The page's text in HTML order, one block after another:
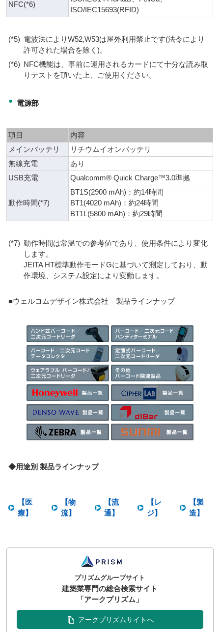
NFC(*6)
ISO/IEC15693(RFID)
(*5) 電波法によりW52,W53は屋外利用禁止です(法令により
許可された場合を除く)。
(*6) NFC機能は、事前に運用されるカードにて十分な読み取
りテストを頂いた上、ご使用ください。
● 電源部
項目
内容
メインバッテリ
リチウムイオンバッテリ
無線充電
あり
USB充電
Qualcomm® Quick Charge™3.0準拠
動作時間(*7)
BT1S(2900 mAh)：約14時間
BT1(4020 mAh)：約24時間
BT1L(5800 mAh)：約29時間
(*7) 動作時間は常温での参考値であり、使用条件により変化
します。
JEITA HT標準動作モードGに基づいて測定しており、動
作環境、システム設定により変動します。
■ウェルコムデザイン株式会社 製品ラインナップ
◆用途別 製品ラインナップ
【医
療】
【物
流】
【流
通】
【レ
ジ】
【製
造】
プリズムグループサイト
建築業専門の総合検索サイト
「アークプリズム」
アークプリズムサイトへ